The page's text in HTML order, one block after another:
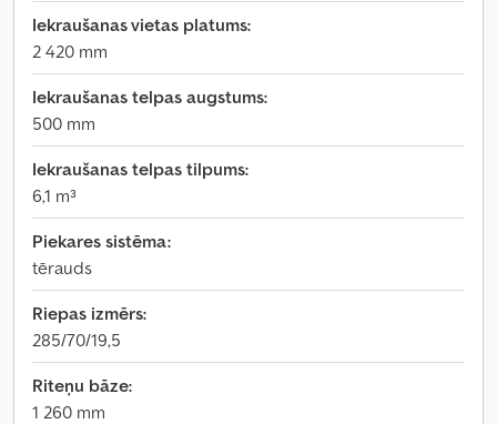
Iekraušanas vietas platums:
2 420 mm
Iekraušanas telpas augstums:
500 mm
Iekraušanas telpas tilpums:
6,1 m³
Piekares sistēma:
tērauds
Riepas izmērs:
285/70/19,5
Riteņu bāze:
1 260 mm